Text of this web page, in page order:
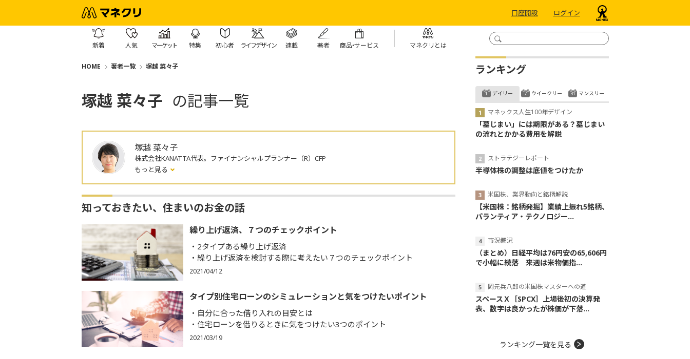
口座開設 ログイン
新着 人気 マーケット 特集 初心者 ライフデザイン 連載 著者 商品・サービス マネクリとは
HOME 著者一覧 塚越 菜々子
塚越 菜々子 の記事一覧
塚越 菜々子
株式会社KANATTA代表。ファイナンシャルプランナー（R）CFP
もっと見る
知っておきたい、住まいのお金の話
繰り上げ返済、７つのチェックポイント
2タイプある繰り上げ返済
繰り上げ返済を検討する際に考えたい７つのチェックポイント
2021/04/12
タイプ別住宅ローンのシミュレーションと気をつけたいポイント
自分に合った借り入れの目安とは
住宅ローンを借りるときに気をつけたい3つのポイント
2021/03/19
ランキング
デイリー
マネックス人生100年デザイン
「墓じまい」には期限がある？墓じまい
の流れとかかる費用を解説
ストラテジーレポート
半導体株の調整は底値をつけたか
米国株、業界動向と銘柄解説
【米国株：銘柄発掘】業績上振れ5銘柄、
パランティア・テクノロジー...
市況概況
（まとめ）日経平均は76円安の65,606円
で小幅に続落 来週は米物価指...
岡元兵八郎の米国株マスターへの道
スペースＸ［SPCX］上場後初の決算発
表、数字は良かったが株価が下落...
ウイークリー マンスリー
ランキング一覧を見る